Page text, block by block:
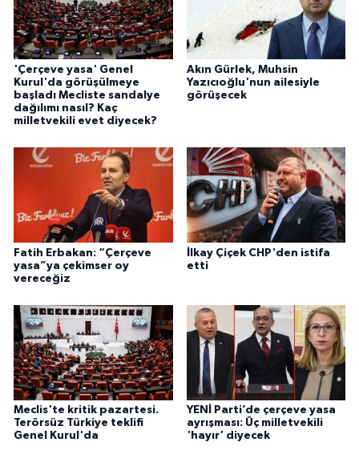
'Çerçeve yasa' Genel
Kurul'da görüşülmeye
başladı Mecliste sandalye
dağılımı nasıl? Kaç
milletvekili evet diyecek?
Akın Gürlek, Muhsin
Yazıcıoğlu'nun ailesiyle
görüşecek
Fatih Erbakan: “Çerçeve
yasa”ya çekimser oy
vereceğiz
İlkay Çiçek CHP'den istifa
etti
Meclis'te kritik pazartesi.
Terörsüz Türkiye teklifi
Genel Kurul'da
YENİ Parti’de çerçeve yasa
ayrışması: Üç milletvekili
'hayır' diyecek